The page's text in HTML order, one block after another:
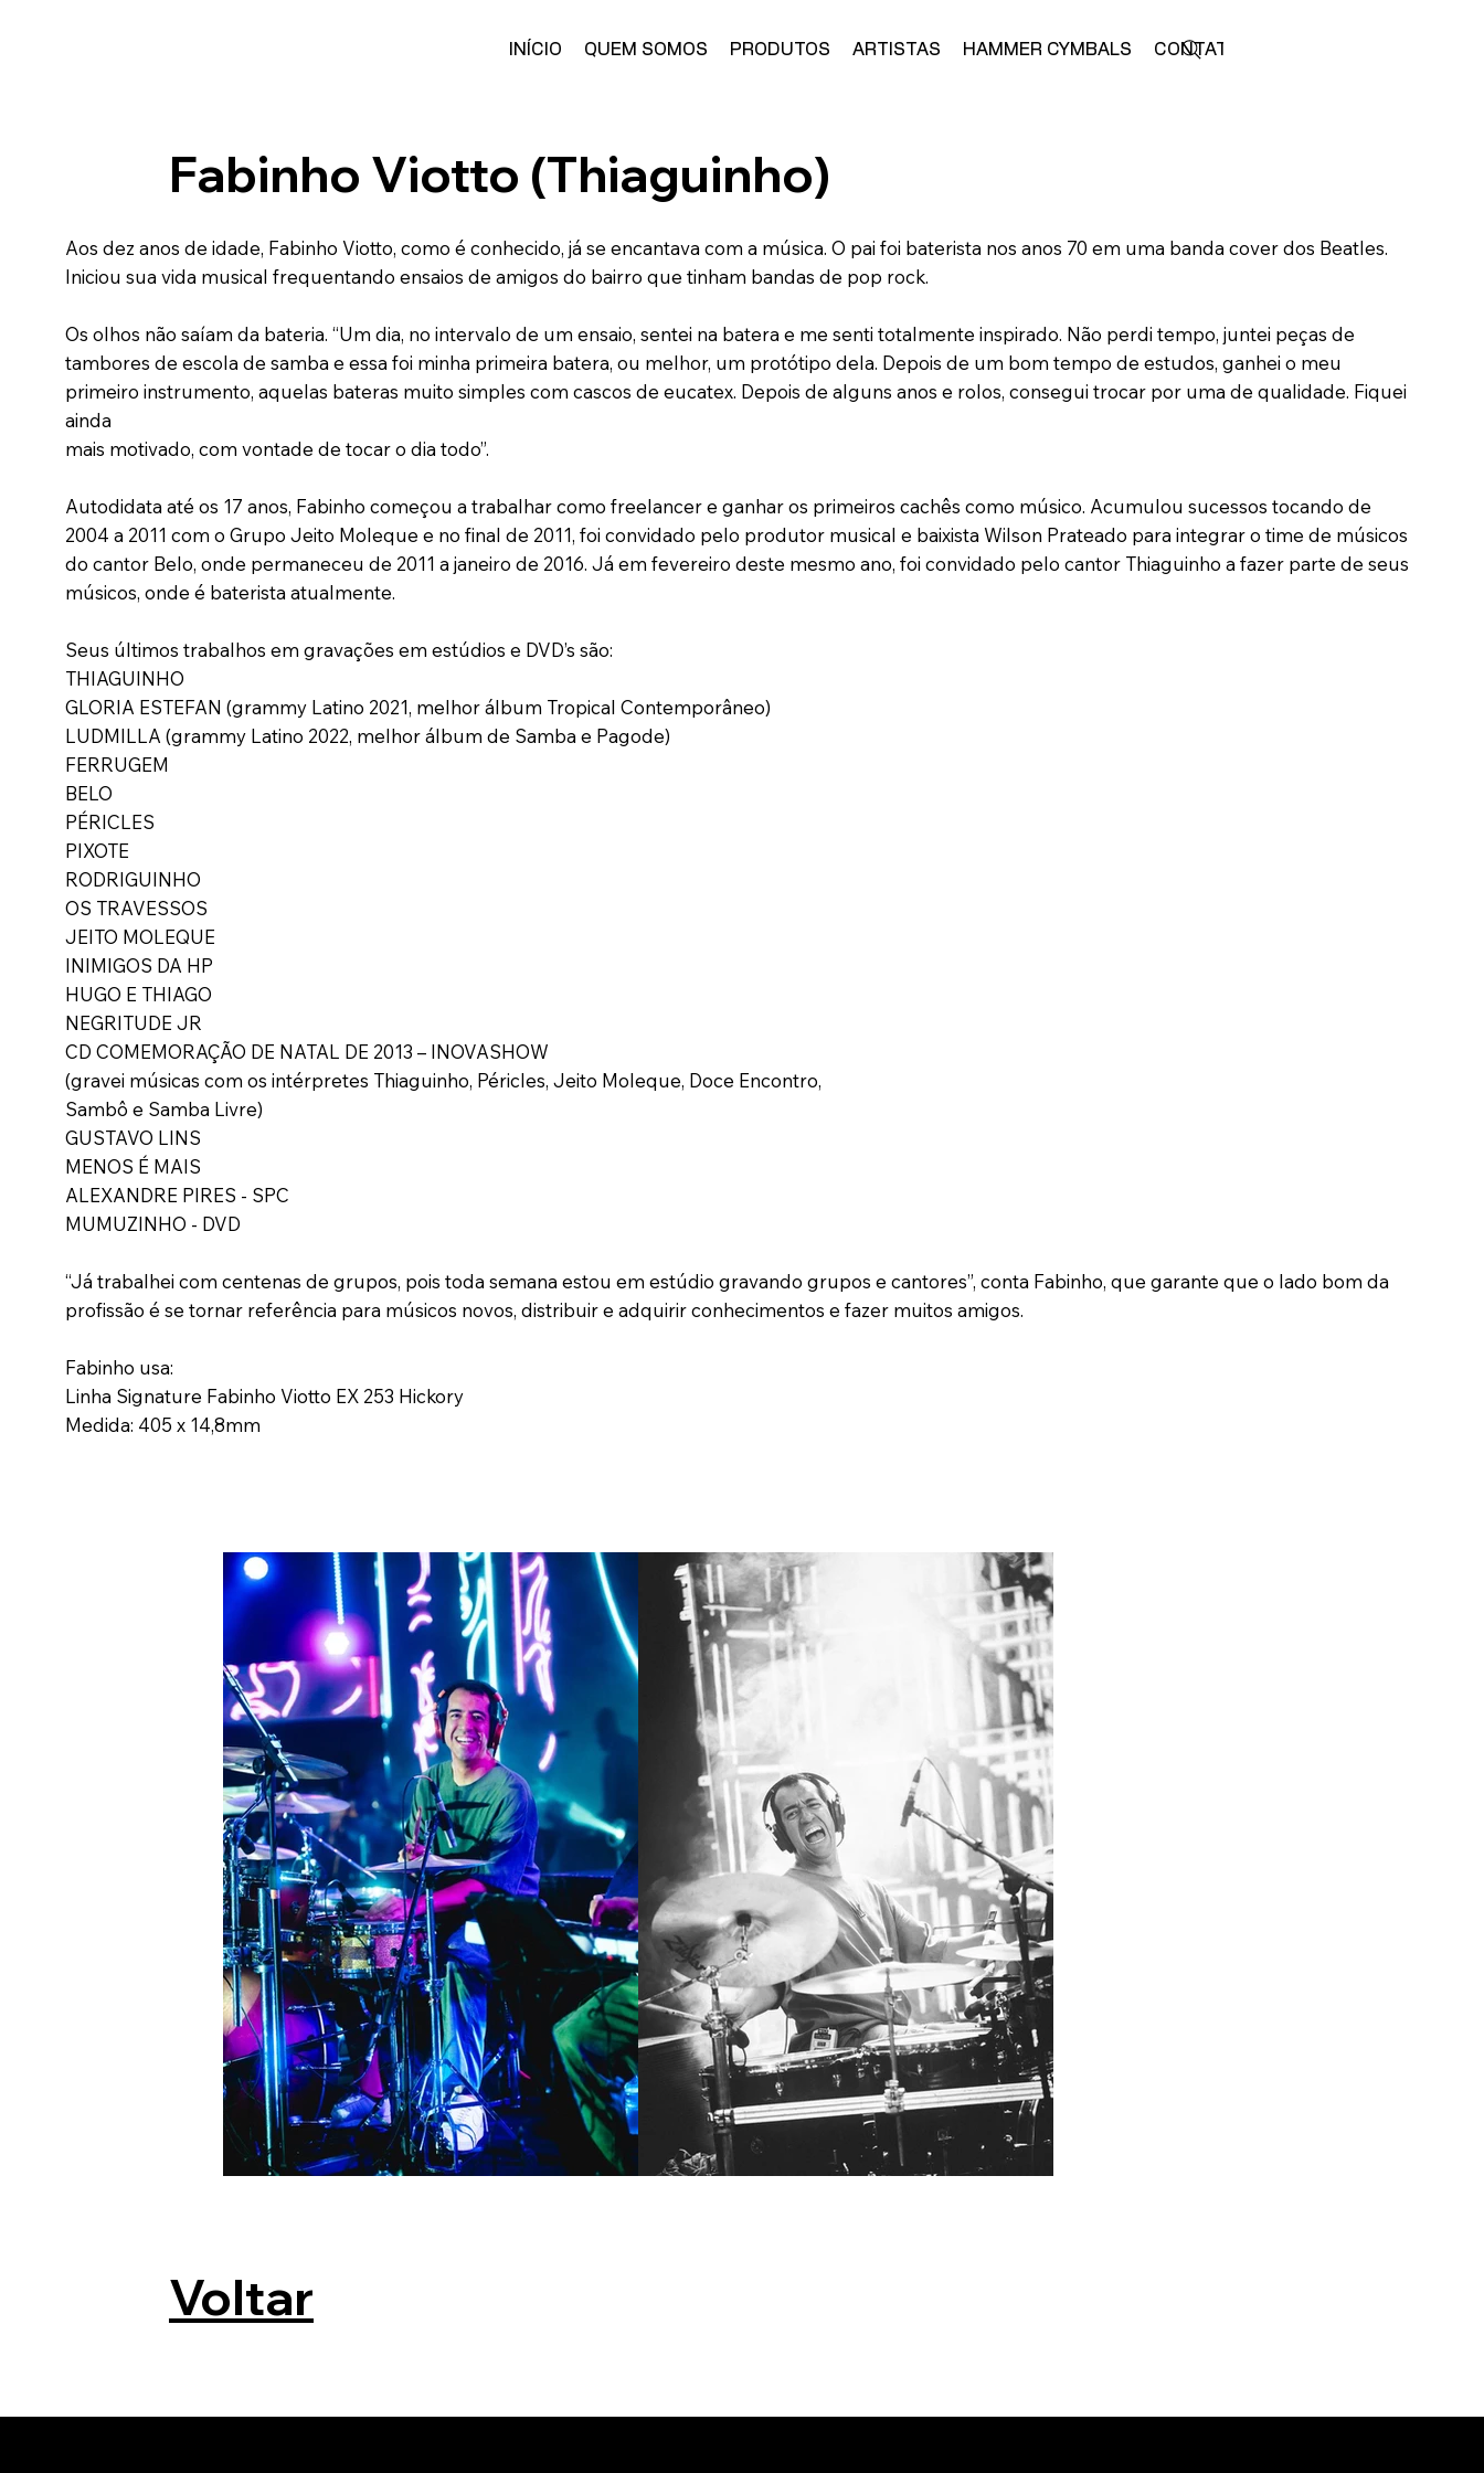
INÍCIO QUEM SOMOS PRODUTOS ARTISTAS HAMMER CYMBALS CONTATO
Fabinho Viotto (Thiaguinho)
Aos dez anos de idade, Fabinho Viotto, como é conhecido, já se encantava com a música. O pai foi baterista nos anos 70 em uma banda cover dos Beatles.
Iniciou sua vida musical frequentando ensaios de amigos do bairro que tinham bandas de pop rock.
Os olhos não saíam da bateria. “Um dia, no intervalo de um ensaio, sentei na batera e me senti totalmente inspirado. Não perdi tempo, juntei peças de
tambores de escola de samba e essa foi minha primeira batera, ou melhor, um protótipo dela. Depois de um bom tempo de estudos, ganhei o meu
primeiro instrumento, aquelas bateras muito simples com cascos de eucatex. Depois de alguns anos e rolos, consegui trocar por uma de qualidade. Fiquei
ainda
mais motivado, com vontade de tocar o dia todo”.
Autodidata até os 17 anos, Fabinho começou a trabalhar como freelancer e ganhar os primeiros cachês como músico. Acumulou sucessos tocando de
2004 a 2011 com o Grupo Jeito Moleque e no final de 2011, foi convidado pelo produtor musical e baixista Wilson Prateado para integrar o time de músicos
do cantor Belo, onde permaneceu de 2011 a janeiro de 2016. Já em fevereiro deste mesmo ano, foi convidado pelo cantor Thiaguinho a fazer parte de seus
músicos, onde é baterista atualmente.
Seus últimos trabalhos em gravações em estúdios e DVD’s são:
THIAGUINHO
GLORIA ESTEFAN (grammy Latino 2021, melhor álbum Tropical Contemporâneo)
LUDMILLA (grammy Latino 2022, melhor álbum de Samba e Pagode)
FERRUGEM
BELO
PÉRICLES
PIXOTE
RODRIGUINHO
OS TRAVESSOS
JEITO MOLEQUE
INIMIGOS DA HP
HUGO E THIAGO
NEGRITUDE JR
CD COMEMORAÇÃO DE NATAL DE 2013 – INOVASHOW
(gravei músicas com os intérpretes Thiaguinho, Péricles, Jeito Moleque, Doce Encontro,
Sambô e Samba Livre)
GUSTAVO LINS
MENOS É MAIS
ALEXANDRE PIRES - SPC
MUMUZINHO - DVD
“Já trabalhei com centenas de grupos, pois toda semana estou em estúdio gravando grupos e cantores”, conta Fabinho, que garante que o lado bom da
profissão é se tornar referência para músicos novos, distribuir e adquirir conhecimentos e fazer muitos amigos.
Fabinho usa:
Linha Signature Fabinho Viotto EX 253 Hickory
Medida: 405 x 14,8mm
Voltar